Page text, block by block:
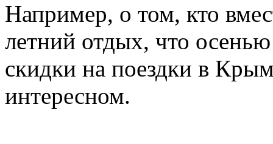
Например, о том, кто
летний отдых, что
скидки на поездки в
интересном.